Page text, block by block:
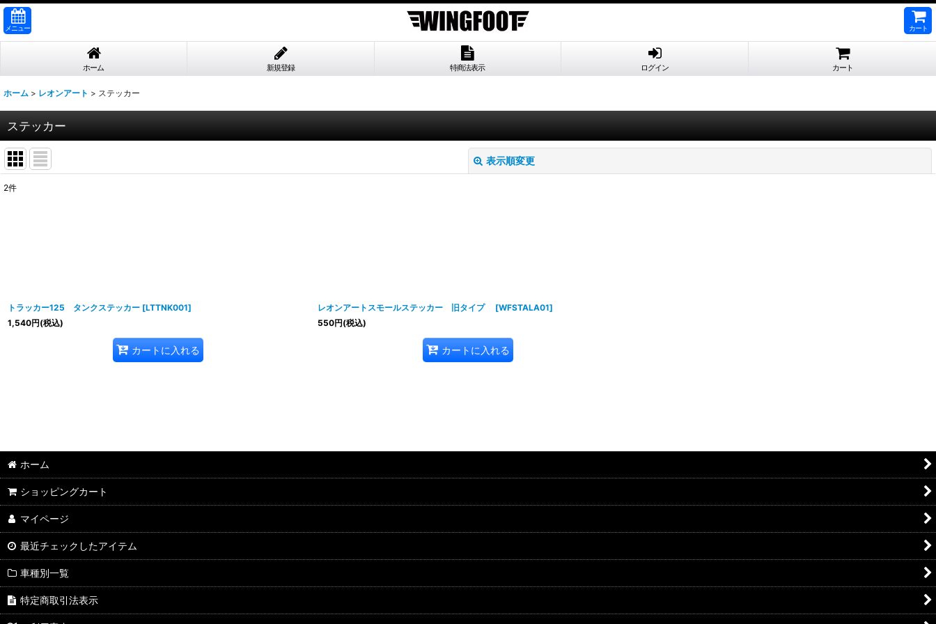
メニュー カート
ホーム 新規登録 特商法表示 ログイン カート
ホーム > レオンアート > ステッカー
ステッカー
表示順変更
2件
トラッカー125 タンクステッカー [LTTNK001]
1,540円(税込)
カートに入れる
レオンアートスモールステッカー 旧タイプ [WFSTALA01]
550円(税込)
カートに入れる
ホーム
ショッピングカート
マイページ
最近チェックしたアイテム
車種別一覧
特定商取引法表示